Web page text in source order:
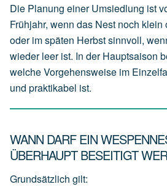
Die Planung einer Umsiedlung ist
Frühjahr, wenn das Nest noch klein
oder im späten Herbst sinnvoll,
wieder leer ist. In der Hauptsaison
welche Vorgehensweise im
und praktikabel ist.
WANN DARF EIN
ÜBERHAUPT BESEITIGT
Grundsätzlich gilt: